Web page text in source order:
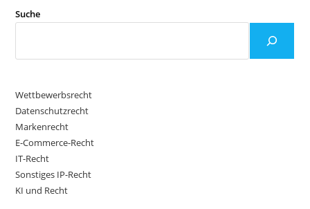
Suche
Wettbewerbsrecht
Datenschutzrecht
Markenrecht
E-Commerce-Recht
IT-Recht
Sonstiges IP-Recht
KI und Recht